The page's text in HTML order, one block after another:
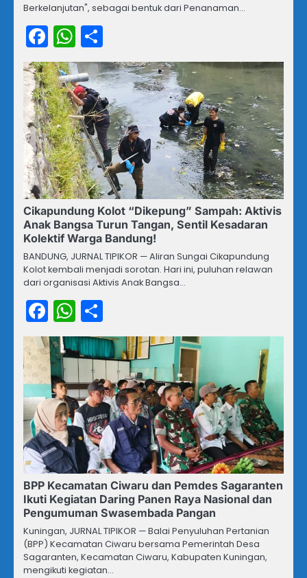
Berkelanjutan", sebagai bentuk dari Penanaman…
Facebook
WhatsApp
Cikapundung Kolot “Dikepung” Sampah: Aktivis
Anak Bangsa Turun Tangan, Sentil Kesadaran
Kolektif Warga Bandung!
BANDUNG, JURNAL TIPIKOR — Aliran Sungai Cikapundung
Kolot kembali menjadi sorotan. Hari ini, puluhan relawan
dari organisasi Aktivis Anak Bangsa…
Facebook
WhatsApp
BPP Kecamatan Ciwaru dan Pemdes Sagaranten
Ikuti Kegiatan Daring Panen Raya Nasional dan
Pengumuman Swasembada Pangan
Kuningan, JURNAL TIPIKOR — Balai Penyuluhan Pertanian
(BPP) Kecamatan Ciwaru bersama Pemerintah Desa
Sagaranten, Kecamatan Ciwaru, Kabupaten Kuningan,
mengikuti kegiatan…